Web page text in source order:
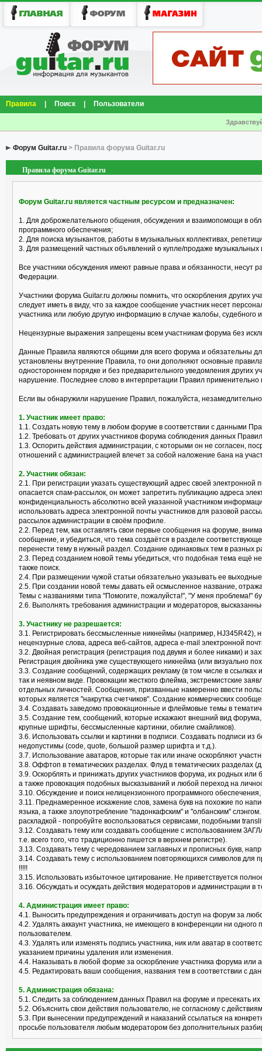
Правила Поиск Пользователи
Форум Guitar.ru > Правила форума Guitar.ru
Правила форума Guitar.ru
Форум Guitar.ru является частным ресурсом и предназначен:
1. Для доброжелательного общения, обсуждения и взаимопомощи в
программного обеспечения;
2. Для поиска музыкантов, работы в музыкальных коллективах,
3. Для размещений частных объявлений о купле/продаже музыкальных
Все участники обсуждения имеют равные права и обязанности, несут
Федерации.
Участники форума Guitar.ru должны помнить, что оскорбления других
следует иметь в виду, что за каждое сообщение участник несет
участника или любую другую информацию в случае жалобы, судебного
Нецензурные выражения запрещены всем участникам форума без
Данные Правила являются общими для всего форума и обязательны
установлены внутренние Правила, то они дополняют основные
одностороннем порядке и без предварительного уведомления других
нарушение. Последнее слово в интерпретации Правил
Если вы обнаружили нарушение Правил, пожалуйста,
1. Участник имеет право:
1.1. Создать новую тему в любом форуме в соответствии с данными
1.2. Требовать от других участников форума соблюдения данных
1.3. Оспорить действия администрации, с которыми он не согласен,
отношений с администрацией влечет за собой наложение бана на
2. Участник обязан:
2.1. При регистрации указать существующий адрес своей электронной
опасается спам-рассылок, он может запретить публикацию адреса
конфиденциальность абсолютно всей указанной участником
использовать адреса электронной почты участников для разовой
рассылок администрации в своём профиле.
2.2. Перед тем, как оставлять свои первые сообщения на форуме,
сообщение, и убедиться, что тема создаётся в разделе
перенести тему в нужный раздел. Создание одинаковых тем в разных
2.3. Перед созданием новой темы убедиться, что подобная тема ещё
также поиск.
2.4. При размещении чужой статьи обязательно указывать ее
2.5. При создании новой темы давать ей осмысленное название,
Темы с названиями типа "Помогите, пожалуйста!", "У меня проблема!"
2.6. Выполнять требования администрации и модераторов,
3. Участнику не разрешается:
3.1. Регистрировать бессмысленные никнеймы (например,
нецензурные слова, адреса веб-сайтов, адреса e-mail электронной
3.2. Двойная регистрация (регистрация под двумя и более никами) и
Регистрация двойника уже существующего никнейма (или визуально
3.3. Создание сообщений, содержащих рекламу (в том числе в
так и неявном виде. Провокации жесткого флейма, экстремистские
отдельных личностей. Сообщения, призванные намеренно ввести
которых является "накрутка счетчиков". Создание коммерческих
3.4. Создавать заведомо провокационные и флеймовые темы в
3.5. Создание тем, сообщений, которые искажают внешний вид
крупные шрифты, бессмысленные картинки, обилие смайликов).
3.6. Использовать ссылки и картинки в подписи. Создавать подписи
недопустимы (code, quote, большой размер шрифта и т.д.).
3.7. Использование аватаров, которые так или иначе оскорбляют
3.8. Оффтоп в тематических разделах. Флуд в тематических разделах
3.9. Оскорблять и принижать других участников форума, их родных
а также провокация подобных высказываний и любой переход на
3.10. Обсуждение и поиск нелицензионного программного
3.11. Преднамеренное искажение слов, замена букв на похожие по
языка, а также злоупотребление "падонкафским" и "олбанским"
раскладкой - попробуйте воспользоваться сервисами, подобными
3.12. Создавать тему или создавать сообщение с использованием
т.е. всего того, что традиционно пишется в верхнем регистре).
3.13. Создавать тему с чередованием заглавных и прописных букв,
3.14. Создавать тему с использованием повторяющихся символов для
!!!!!
3.15. Использовать избыточное цитирование. Не приветствуется
3.16. Обсуждать и осуждать действия модераторов и администрации в
4. Администрация имеет право:
4.1. Выносить предупреждения и ограничивать доступ на форум за
4.2. Удалять аккаунт участника, не имеющего в конференции ни
пользователем.
4.3. Удалять или изменять подпись участника, ник или аватар в
указанием причины удаления или изменения.
4.4. Наказывать в любой форме за оскорбление участника форума или
4.5. Редактировать ваши сообщения, названия тем в соответствии с
5. Администрация обязана:
5.1. Следить за соблюдением данных Правил на форуме и пресекать
5.2. Объяснить свои действия пользователю, не согласному с
5.3. При вынесении предупреждений и наказаний ссылаться на
просьбе пользователя любым модератором без дополнительных